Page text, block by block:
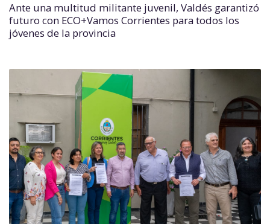
Ante una multitud militante juvenil, Valdés garantizó
futuro con ECO+Vamos Corrientes para todos los
jóvenes de la provincia